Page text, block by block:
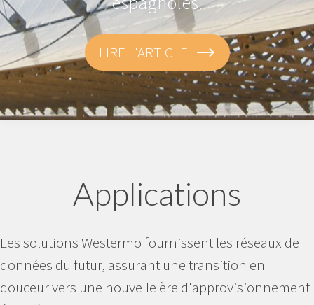
LIRE L'ARTICLE
Applications
Les solutions Westermo fournissent les réseaux de
données du futur, assurant une transition en
douceur vers une nouvelle ère d'approvisionnement